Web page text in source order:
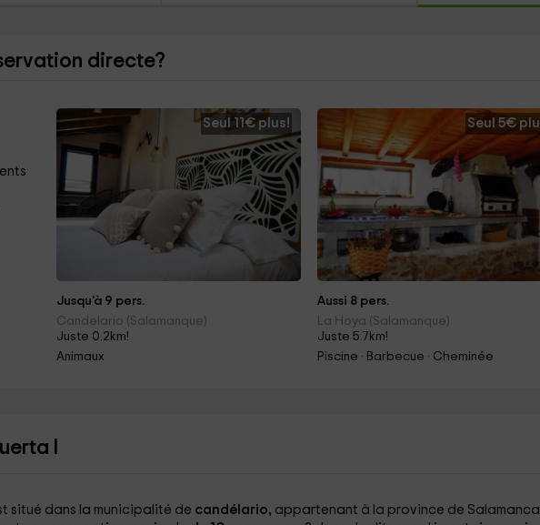
directe?
Seul 11€ plus!
Jusqu'à 9 pers.
Candelario (Salamanque)
Juste 0.2km!
Animaux
Seul 5€
Aussi 8 pers.
La Hoya (Salamanque)
Juste 5.7km!
Piscine · Barbecue · Cheminée
I
situé dans la municipalité de candélario, appartenant à la province de